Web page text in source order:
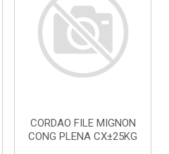
CORDAO FILE MIGNON
CONG PLENA CX±25KG